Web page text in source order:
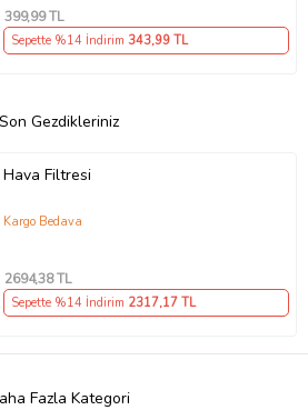
399,99 TL
Sepette %14 İndirim 343,99 TL
Son Gezdikleriniz
Hava Filtresi
Kargo Bedava
2694,38 TL
Sepette %14 İndirim 2317,17 TL
Fazla Kategori